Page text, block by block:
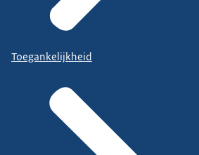
Toegankelijkheid